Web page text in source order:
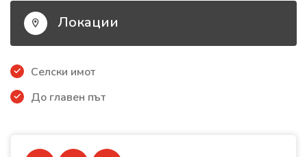
Локации
Селски имот
До главен път